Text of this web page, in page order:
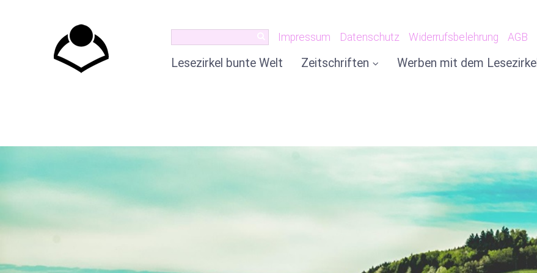
Impressum Datenschutz Widerrufsbelehrung AGB
Lesezirkel bunte Welt Zeitschriften Werben mit dem Lesezirkel